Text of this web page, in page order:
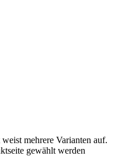
mehrere Varianten auf.
gewählt werden